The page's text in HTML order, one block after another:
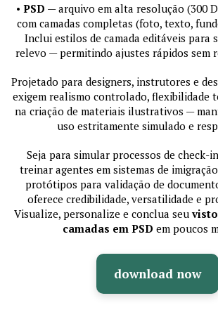
• PSD — arquivo em alta resolução (300
com camadas completas (foto, texto,
Inclui estilos de camada editáveis para
relevo — permitindo ajustes rápidos sem
Projetado para designers, instrutores e
exigem realismo controlado, flexibilidade
na criação de materiais ilustrativos —
uso estritamente simulado e
Seja para simular processos de check-
treinar agentes em sistemas de
protótipos para validação de
oferece credibilidade, versatilidade e
Visualize, personalize e conclua seu
camadas em PSD em poucos
download now